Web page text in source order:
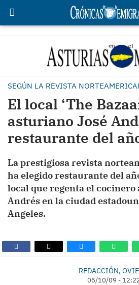
SEGÚN LA REVISTA
El local ‘The
asturiano José
restaurante del
La prestigiosa revista
ha elegido restaurante del
local que regenta el cocinero
Andrés en la ciudad
Angeles.
REDACCIÓN,
05/10/09 -